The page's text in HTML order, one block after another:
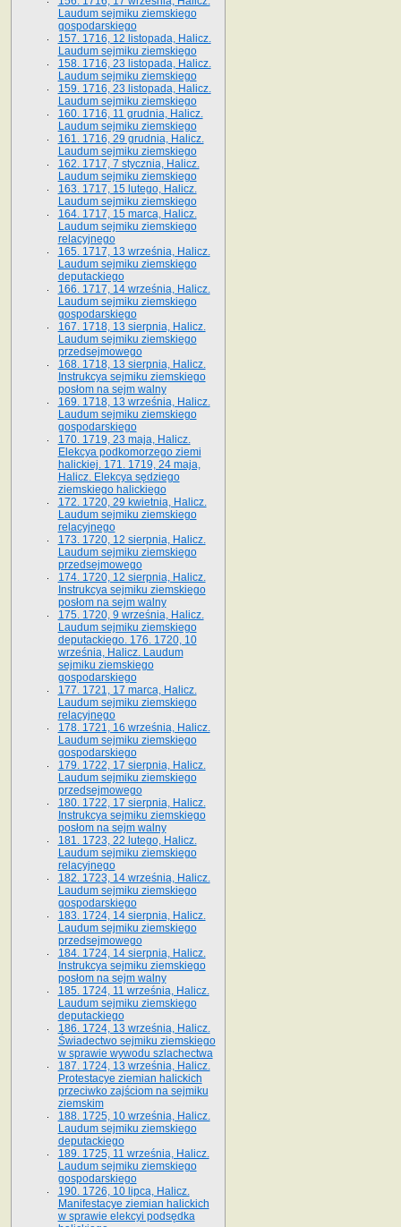
Laudum sejmiku ziemskiego
gospodarskiego
157. 1716, 12 listopada, Halicz.
Laudum sejmiku ziemskiego
158. 1716, 23 listopada, Halicz.
Laudum sejmiku ziemskiego
159. 1716, 23 listopada, Halicz.
Laudum sejmiku ziemskiego
160. 1716, 11 grudnia, Halicz.
Laudum sejmiku ziemskiego
161. 1716, 29 grudnia, Halicz.
Laudum sejmiku ziemskiego
162. 1717, 7 stycznia, Halicz.
Laudum sejmiku ziemskiego
163. 1717, 15 lutego, Halicz.
Laudum sejmiku ziemskiego
164. 1717, 15 marca, Halicz.
Laudum sejmiku ziemskiego
relacyjnego
165. 1717, 13 września, Halicz.
Laudum sejmiku ziemskiego
deputackiego
166. 1717, 14 września, Halicz.
Laudum sejmiku ziemskiego
gospodarskiego
167. 1718, 13 sierpnia, Halicz.
Laudum sejmiku ziemskiego
przedsejmowego
168. 1718, 13 sierpnia, Halicz.
Instrukcya sejmiku ziemskiego
posłom na sejm walny
169. 1718, 13 września, Halicz.
Laudum sejmiku ziemskiego
gospodarskiego
170. 1719, 23 maja, Halicz.
Elekcya podkomorzego ziemi
halickiej. 171. 1719, 24 maja,
Halicz. Elekcya sędziego
ziemskiego halickiego
172. 1720, 29 kwietnia, Halicz.
Laudum sejmiku ziemskiego
relacyjnego
173. 1720, 12 sierpnia, Halicz.
Laudum sejmiku ziemskiego
przedsejmowego
174. 1720, 12 sierpnia, Halicz.
Instrukcya sejmiku ziemskiego
posłom na sejm walny
175. 1720, 9 września, Halicz.
Laudum sejmiku ziemskiego
deputackiego. 176. 1720, 10
września, Halicz. Laudum
sejmiku ziemskiego
gospodarskiego
177. 1721, 17 marca, Halicz.
Laudum sejmiku ziemskiego
relacyjnego
178. 1721, 16 września, Halicz.
Laudum sejmiku ziemskiego
gospodarskiego
179. 1722, 17 sierpnia, Halicz.
Laudum sejmiku ziemskiego
przedsejmowego
180. 1722, 17 sierpnia, Halicz.
Instrukcya sejmiku ziemskiego
posłom na sejm walny
181. 1723, 22 lutego, Halicz.
Laudum sejmiku ziemskiego
relacyjnego
182. 1723, 14 września, Halicz.
Laudum sejmiku ziemskiego
gospodarskiego
183. 1724, 14 sierpnia, Halicz.
Laudum sejmiku ziemskiego
przedsejmowego
184. 1724, 14 sierpnia, Halicz.
Instrukcya sejmiku ziemskiego
posłom na sejm walny
185. 1724, 11 września, Halicz.
Laudum sejmiku ziemskiego
deputackiego
186. 1724, 13 września, Halicz.
Świadectwo sejmiku ziemskiego
w sprawie wywodu szlachectwa
187. 1724, 13 września, Halicz.
Protestacye ziemian halickich
przeciwko zajściom na sejmiku
ziemskim
188. 1725, 10 września, Halicz.
Laudum sejmiku ziemskiego
deputackiego
189. 1725, 11 września, Halicz.
Laudum sejmiku ziemskiego
gospodarskiego
190. 1726, 10 lipca, Halicz.
Manifestacye ziemian halickich
w sprawie elekcyi podsędka